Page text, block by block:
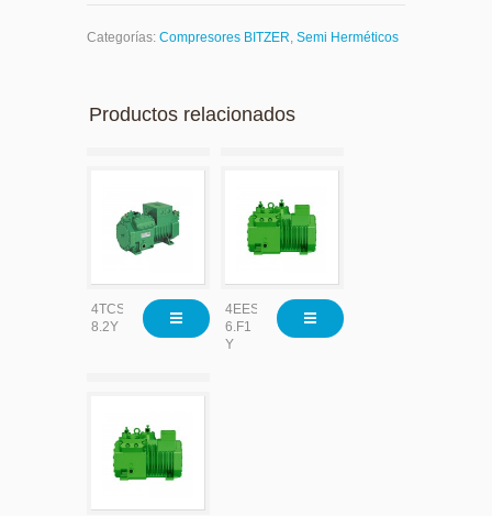
Categorías: Compresores BITZER, Semi Herméticos
Productos relacionados
4TCS-
8.2Y
4EES-
6.F1
Y